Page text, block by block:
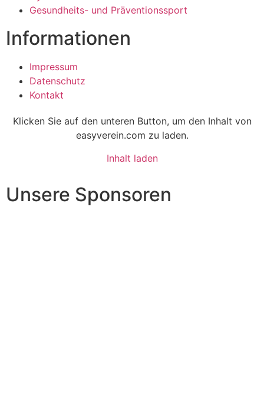
Gesundheits- und Präventionssport
Informationen
Impressum
Datenschutz
Kontakt
Klicken Sie auf den unteren Button, um den Inhalt von
easyverein.com zu laden.
Inhalt laden
Unsere Sponsoren